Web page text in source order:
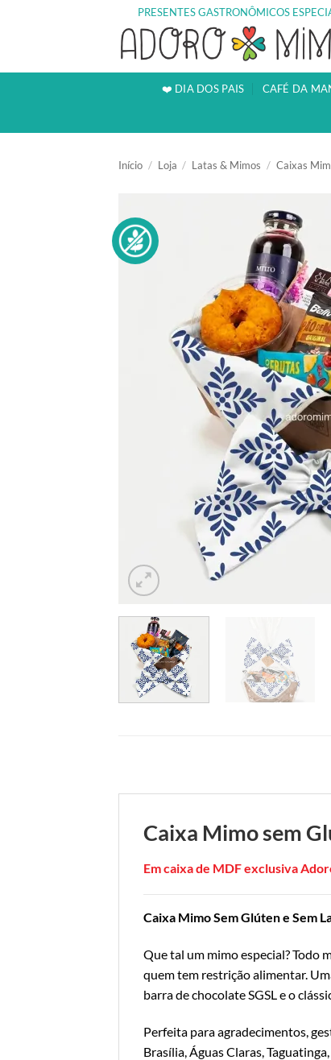
PRESENTES GASTRONÔMICOS
❤️ DIA DOS PAIS CAFÉ DA
Início / Loja / Latas & Mimos / Caixas
Caixa Mimosem
Em caixa de MDF exclusiva
Caixa Mimo Sem Glúten e Sem
Que tal um mimo especial? Todo
quem tem restrição alimentar.
barra de chocolate SGSL e o
Perfeita para agradecimentos,
Brasília, Águas Claras,